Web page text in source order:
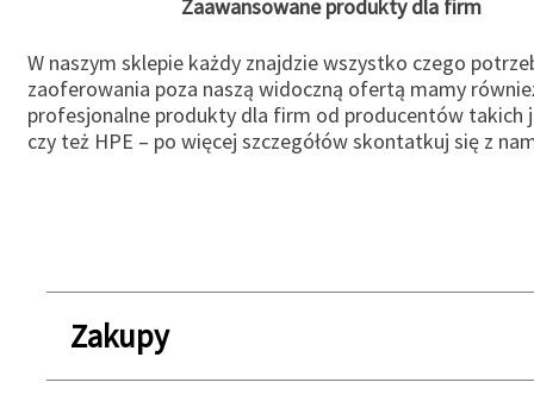
Zaawansowane produkty dla firm
W naszym sklepie każdy znajdzie wszystko czego
zaoferowania poza naszą widoczną ofertą mamy
profesjonalne produkty dla firm od producentów takich
czy też HPE – po więcej szczegółów skontatkuj się z
Zakupy